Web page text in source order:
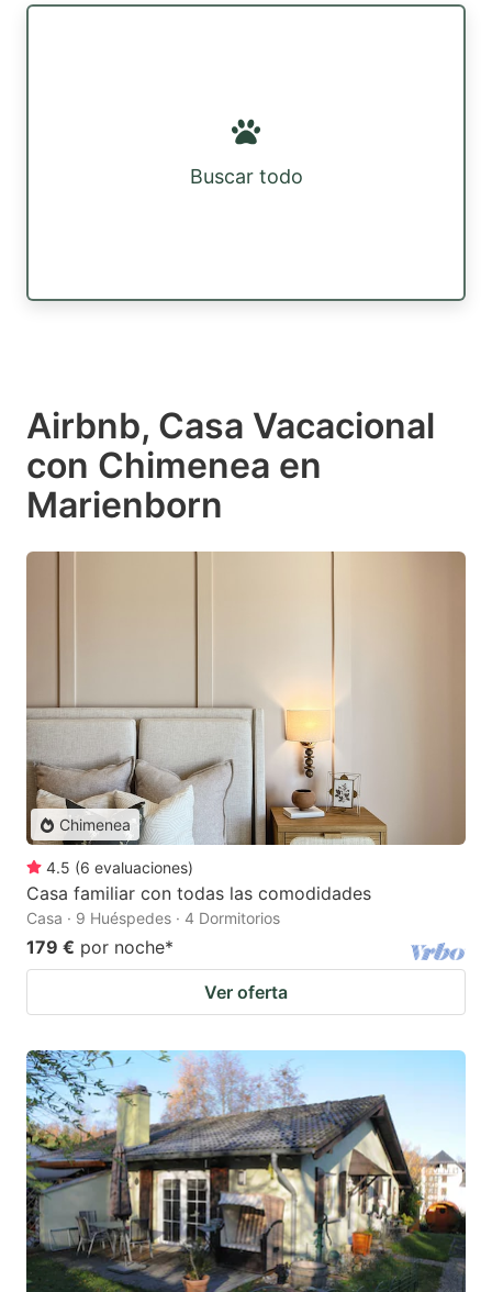
Buscar todo
Airbnb, Casa Vacacional
con Chimenea en
Marienborn
Chimenea
4.5 (6 evaluaciones)
Casa familiar con todas las comodidades
Casa · 9 Huéspedes · 4 Dormitorios
179 € por noche*
Ver oferta